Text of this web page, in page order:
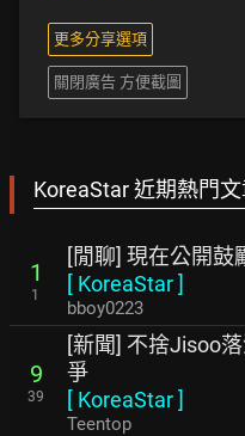
更多分享選項
關閉廣告 方便截圖
KoreaStar 近期熱門
1
1
[閒聊] 現在公開
[ KoreaStar]
bboy0223
9
39
[新聞] 不捨Jisoo
爭
[ KoreaStar]
Teentop